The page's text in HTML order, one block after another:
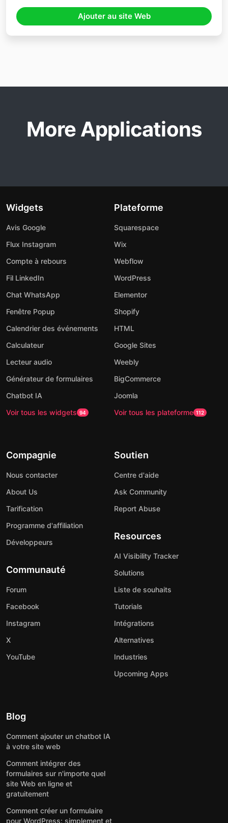
Ajouter au site Web
More Applications
Widgets
Avis Google
Flux Instagram
Compte à rebours
Fil LinkedIn
Chat WhatsApp
Fenêtre Popup
Calendrier des événements
Calculateur
Lecteur audio
Générateur de formulaires
Chatbot IA
Voir tous les widgets 94
Plateforme
Squarespace
Wix
Webflow
WordPress
Elementor
Shopify
HTML
Google Sites
Weebly
BigCommerce
Joomla
Voir tous les plateforme 112
Compagnie
Nous contacter
About Us
Tarification
Programme d'affiliation
Développeurs
Communauté
Forum
Facebook
Instagram
X
YouTube
Soutien
Centre d'aide
Ask Community
Report Abuse
Resources
AI Visibility Tracker
Solutions
Liste de souhaits
Tutorials
Intégrations
Alternatives
Industries
Upcoming Apps
Blog
Comment ajouter un chatbot IA
à votre site web
Comment intégrer des
formulaires sur n'importe quel
site Web en ligne et
gratuitement
Comment créer un formulaire
pour WordPress: simplement et